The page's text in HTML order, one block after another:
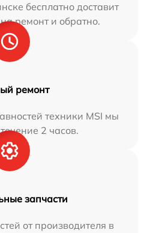
бесплатно доставит
ремонт и обратно.
ремонт
техники MSI мы
2 часов.
запчасти
от производителя в